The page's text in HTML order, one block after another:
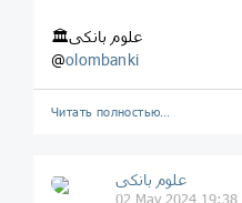
🏛علوم بانکی
@olombanki
Читать полностью…
علوم بانکی
02 May 2024 19:38